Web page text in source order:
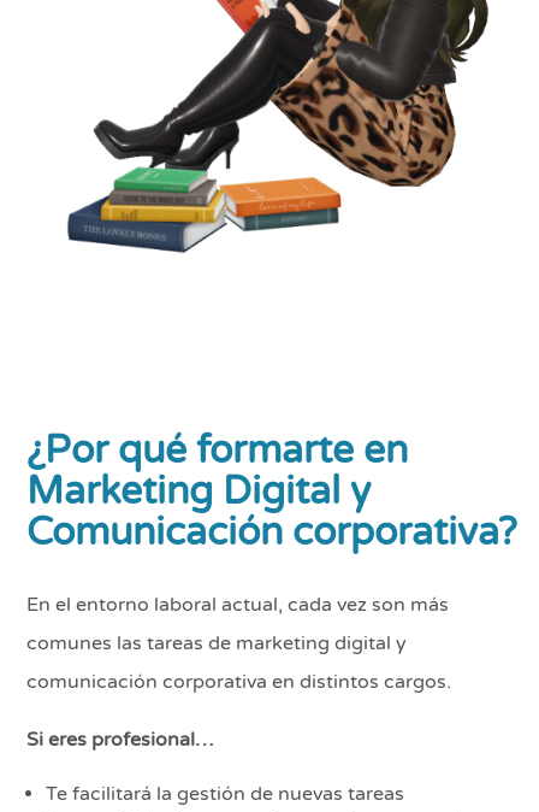
¿Por qué formarte en
Marketing Digital y
Comunicación corporativa?
En el entorno laboral actual, cada vez son más
comunes las tareas de marketing digital y
comunicación corporativa en distintos cargos.
Si eres profesional…
Te facilitará la gestión de nuevas tareas